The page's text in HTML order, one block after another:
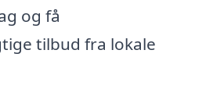
og få
tilbud fra lokale